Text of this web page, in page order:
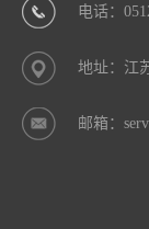
电话：
地址：江
邮箱：